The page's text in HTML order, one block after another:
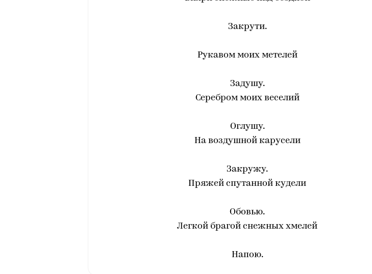
Закрути.
Рукавом моих метелей
Задушу.
Серебром моих веселий
Оглушу.
На воздушной карусели
Закружу.
Пряжей спутанной кудели
Обовью.
Легкой брагой снежных хмелей
Напою.